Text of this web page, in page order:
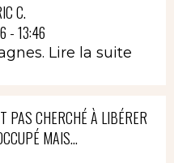
C.
- 13:46
Lire la suite
PAS CHERCHÉ À LIBÉRER
MAIS...